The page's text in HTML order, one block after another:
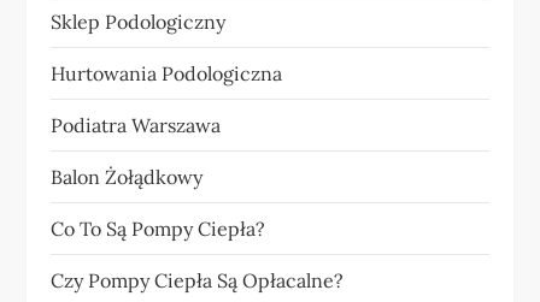
Sklep Podologiczny
Hurtowania Podologiczna
Podiatra Warszawa
Balon Żołądkowy
Co To Są Pompy Ciepła?
Czy Pompy Ciepła Są Opłacalne?